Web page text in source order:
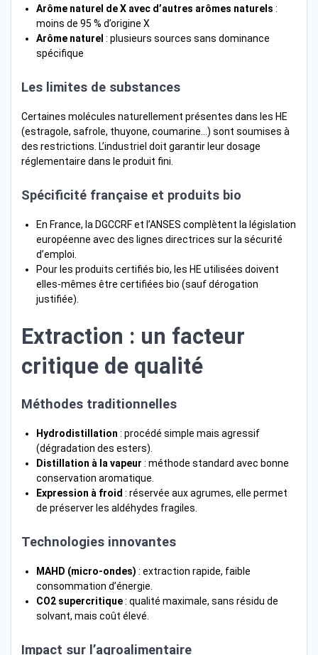
Arôme naturel de X avec d’autres arômes naturels :
moins de 95 % d’origine X
Arôme naturel : plusieurs sources sans dominance
spécifique
Les limites de substances
Certaines molécules naturellement présentes dans les HE
(estragole, safrole, thuyone, coumarine…) sont soumises à
des restrictions. L’industriel doit garantir leur dosage
réglementaire dans le produit fini.
Spécificité française et produits bio
En France, la DGCCRF et l’ANSES complètent la législation
européenne avec des lignes directrices sur la sécurité
d’emploi.
Pour les produits certifiés bio, les HE utilisées doivent
elles-mêmes être certifiées bio (sauf dérogation
justifiée).
Extraction : un facteur
critique de qualité
Méthodes traditionnelles
Hydrodistillation : procédé simple mais agressif
(dégradation des esters).
Distillation à la vapeur : méthode standard avec bonne
conservation aromatique.
Expression à froid : réservée aux agrumes, elle permet
de préserver les aldéhydes fragiles.
Technologies innovantes
MAHD (micro-ondes) : extraction rapide, faible
consommation d’énergie.
CO2 supercritique: qualité maximale, sans résidu de
solvant, mais coût élevé.
Impact sur l’agroalimentaire